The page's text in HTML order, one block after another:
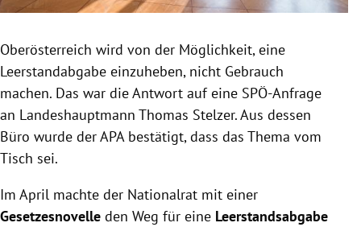
Untermenü
Untermenü
Oberösterreich wird von der Möglichkeit, eine
Leerstandabgabe einzuheben, nicht Gebrauch
machen. Das war die Antwort auf eine SPÖ-Anfrage
an Landeshauptmann Thomas Stelzer. Aus dessen
Büro wurde der APA bestätigt, dass das Thema vom
Tisch sei.
Im April machte der Nationalrat mit einer
Gesetzesnovelle den Weg für eine Leerstandsabgabe